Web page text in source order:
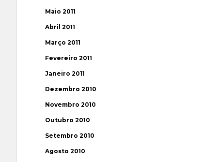
Maio 2011
Abril 2011
Março 2011
Fevereiro 2011
Janeiro 2011
Dezembro 2010
Novembro 2010
Outubro 2010
Setembro 2010
Agosto 2010